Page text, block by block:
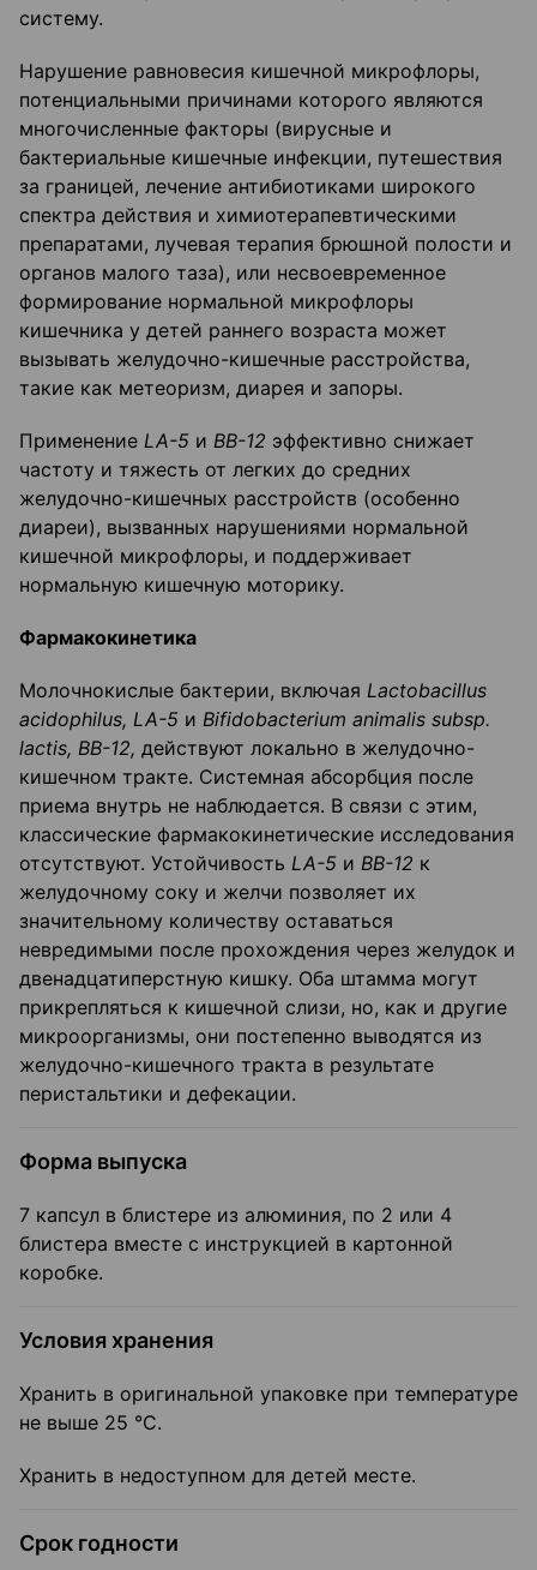
систему.
Нарушение равновесия кишечной микрофлоры,
потенциальными причинами которого являются
многочисленные факторы (вирусные и
бактериальные кишечные инфекции, путешествия
за границей, лечение антибиотиками широкого
спектра действия и химиотерапевтическими
препаратами, лучевая терапия брюшной полости и
органов малого таза), или несвоевременное
формирование нормальной микрофлоры
кишечника у детей раннего возраста может
вызывать желудочно-кишечные расстройства,
такие как метеоризм, диарея и запоры.
Применение LA-5 и ВВ-12 эффективно снижает
частоту и тяжесть от легких до средних
желудочно-кишечных расстройств (особенно
диареи), вызванных нарушениями нормальной
кишечной микрофлоры, и поддерживает
нормальную кишечную моторику.
Фармакокинетика
Молочнокислые бактерии, включая Lactobacillus
acidophilus, LA-5 и Bifidobacterium animalis subsp.
lactis, ВВ-12, действуют локально в желудочно-
кишечном тракте. Системная абсорбция после
приема внутрь не наблюдается. В связи с этим,
классические фармакокинетические исследования
отсутствуют. Устойчивость LA-5 и ВВ-12 к
желудочному соку и желчи позволяет их
значительному количеству оставаться
невредимыми после прохождения через желудок и
двенадцатиперстную кишку. Оба штамма могут
прикрепляться к кишечной слизи, но, как и другие
микроорганизмы, они постепенно выводятся из
желудочно-кишечного тракта в результате
перистальтики и дефекации.
Форма выпуска
7 капсул в блистере из алюминия, по 2 или 4
блистера вместе с инструкцией в картонной
коробке.
Условия хранения
Хранить в оригинальной упаковке при температуре
не выше 25 °C.
Хранить в недоступном для детей месте.
Срок годности